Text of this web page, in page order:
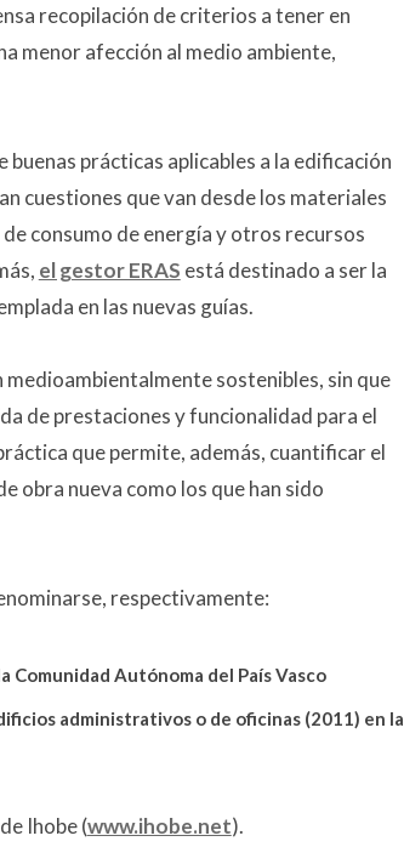
recopilación de criterios a tener en
menor afección al medio ambiente,
prácticas aplicables a la edificación
cuestiones que van desde los materiales
consumo de energía y otros recursos
el gestor ERAS está destinado a ser la
en las nuevas guías.
sostenibles, sin que
de prestaciones y funcionalidad para el
que permite, además, cuantificar el
obra nueva como los que han sido
respectivamente:
Autónoma del País Vasco
administrativos o de oficinas (2011) en la
Ihobe (www.ihobe.net).